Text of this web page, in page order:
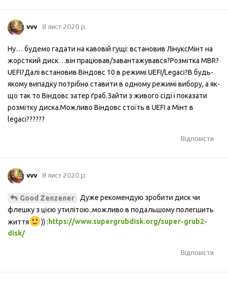
vvv 8 лист 2020 р.
Ну… будемо гадати на кавовій гущі: встановив ЛінуксМінт на
жорсткий диск…він працював/завантажувався?Розмітка MBR?
UEFI?Далі встановив Віндовс 10 в режимі UEFI/Legaci?В будь-
якому випадку потрібно ставити в одному режимі вибору, а як-
що так то Віндовс затер ґраб.Зайти з живого сіді і показати
розмітку диска.Можливо Віндовс стоїть в UEFI а Мінт в
legaci??????
Відповісти
vvv 8 лист 2020 р.
Good Zenzener
Дуже рекомендую зробити диск чи
флешку з цією утилітою..можливо в подальшому полегшить
життя
)) : https://www.supergrubdisk.org/super-grub2-
disk/
Відповісти